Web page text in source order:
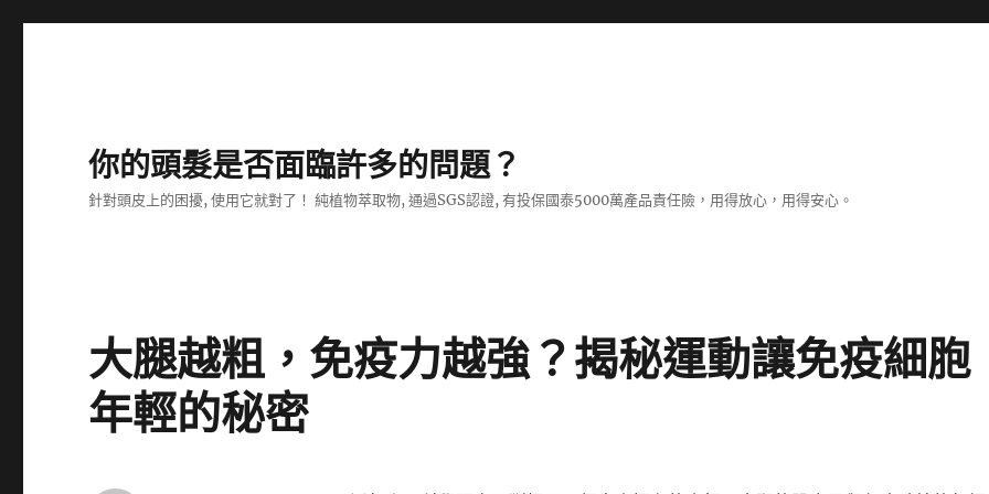
你的頭髮是否面臨許多的問題？
針對頭皮上的困擾, 使用它就對了！ 純植物萃取物, 通過SGS認證, 有投保國泰5000萬產品責任險，用得放心，用得安心。
大腿越粗，免疫力越強？揭秘運動讓免疫細胞
年輕的秘密